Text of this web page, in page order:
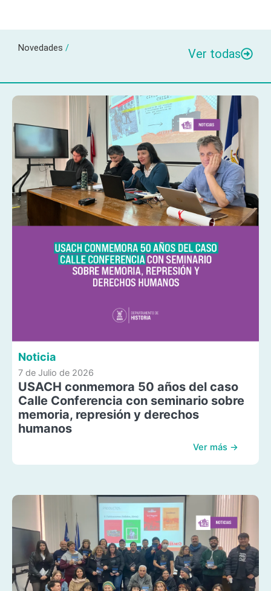
Novedades / Ver todas
Noticia
7 de Julio de 2026
USACH conmemora 50 años del caso
Calle Conferencia con seminario sobre
memoria, represión y derechos
humanos
Ver más →